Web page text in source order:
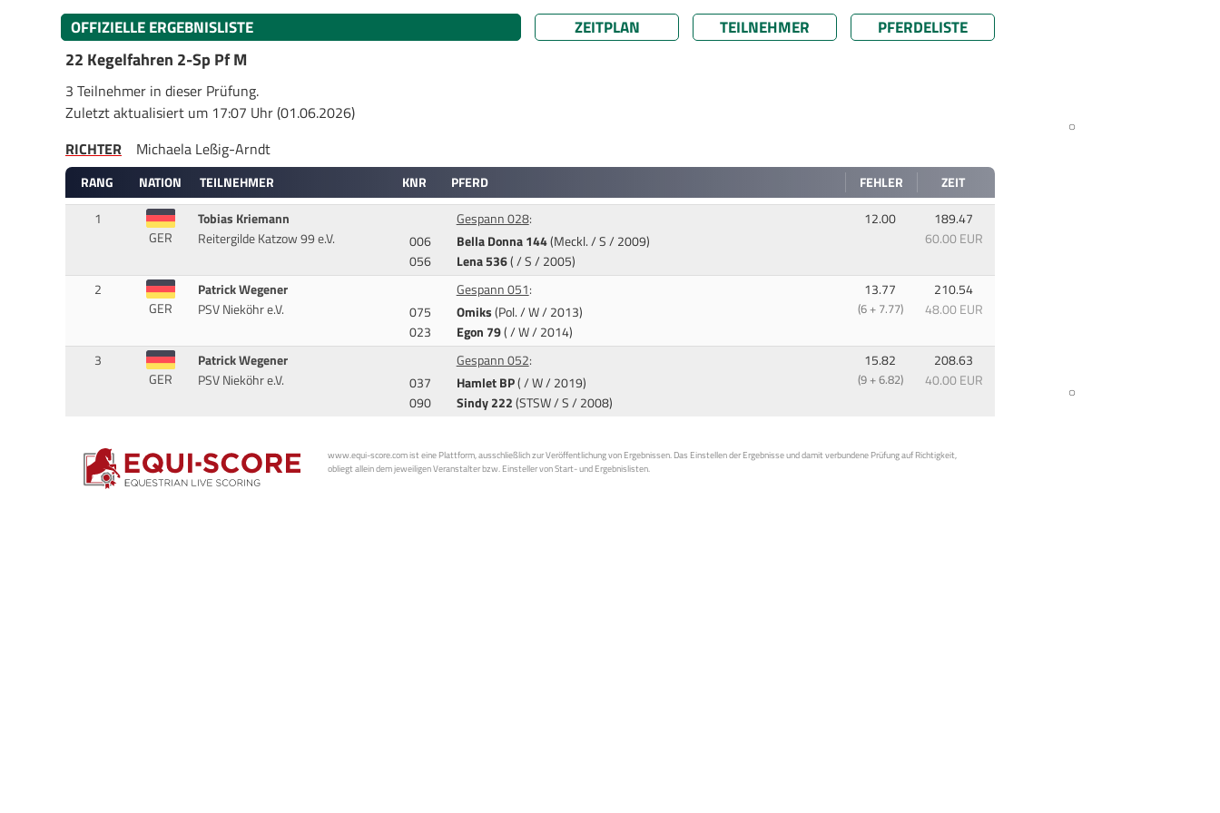
OFFIZIELLE ERGEBNISLISTE ZEITPLAN TEILNEHMER
PFERDELISTE
22 Kegelfahren 2-Sp Pf M
3 Teilnehmer in dieser Prüfung.
Zuletzt aktualisiert um 17:07 Uhr (01.06.2026)
RICHTER
Michaela Leßig-Arndt
RANG NATION TEILNEHMER KNR PFERD FEHLER
ZEIT
1
GER
Tobias Kriemann
Reitergilde Katzow 99 e.V.
006
056
Gespann 028:
Bella Donna 144(Meckl. / S / 2009)
Lena 536( / S / 2005)
12.00
189.47
60.00 EUR
2
GER
Patrick Wegener
PSV Nieköhr e.V.
075
023
Gespann 051:
Omiks(Pol. / W / 2013)
Egon 79( / W / 2014)
13.77
(6 + 7.77)
210.54
48.00 EUR
3
GER
Patrick Wegener
PSV Nieköhr e.V.
037
090
Gespann 052:
Hamlet BP( / W / 2019)
Sindy 222(STSW / S / 2008)
15.82
(9 + 6.82)
208.63
40.00 EUR
www.equi-score.com ist eine Plattform, ausschließlich zur Veröffentlichung von Ergebnissen. Das Einstellen der Ergebnisse und damit verbundene Prüfung auf Richtigkeit,
obliegt allein dem jeweiligen Veranstalter bzw. Einsteller von Start- und Ergebnislisten.